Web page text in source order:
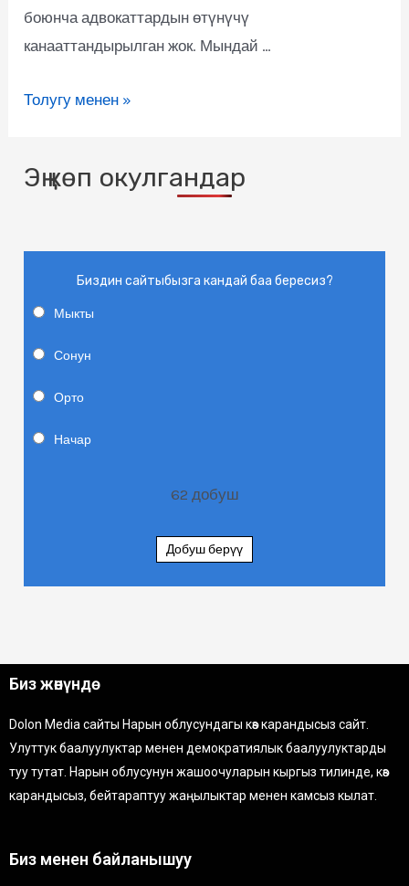
боюнча адвокаттардын өтүнүчү
канааттандырылган жок. Мындай …
Толугу менен »
Эң көп окулгандар
Биздин сайтыбызга кандай баа бересиз?
Мыкты
Сонун
Орто
Начар
62 добуш
Добуш берүү
Биз жөнүндө
Dolon Media сайты Нарын облусундагы көз карандысыз сайт.
Улуттук баалуулуктар менен демократиялык баалуулуктарды
туу тутат. Нарын облусунун жашоочуларын кыргыз тилинде, көз
карандысыз, бейтараптуу жаңылыктар менен камсыз кылат.
Биз менен байланышуу